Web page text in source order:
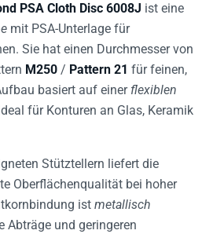
PSA Cloth Disc 6008J ist eine
mit PSA-Unterlage für
Sie hat einen Durchmesser von
M250 / Pattern 21 für feinen,
basiert auf einer flexiblen
für Konturen an Glas, Keramik
Stütztellern liefert die
Oberflächenqualität bei hoher
ist metallisch
Abträge und geringeren